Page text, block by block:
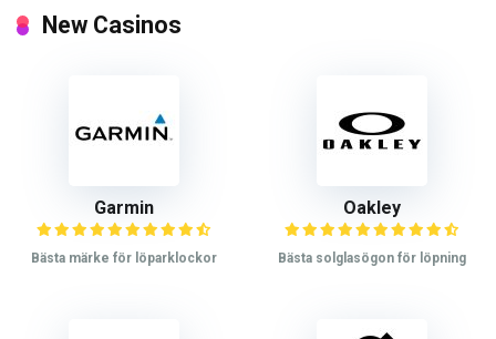
New Casinos
Garmin
Bästa märke för löparklockor
Oakley
Bästa solglasögon för löpning